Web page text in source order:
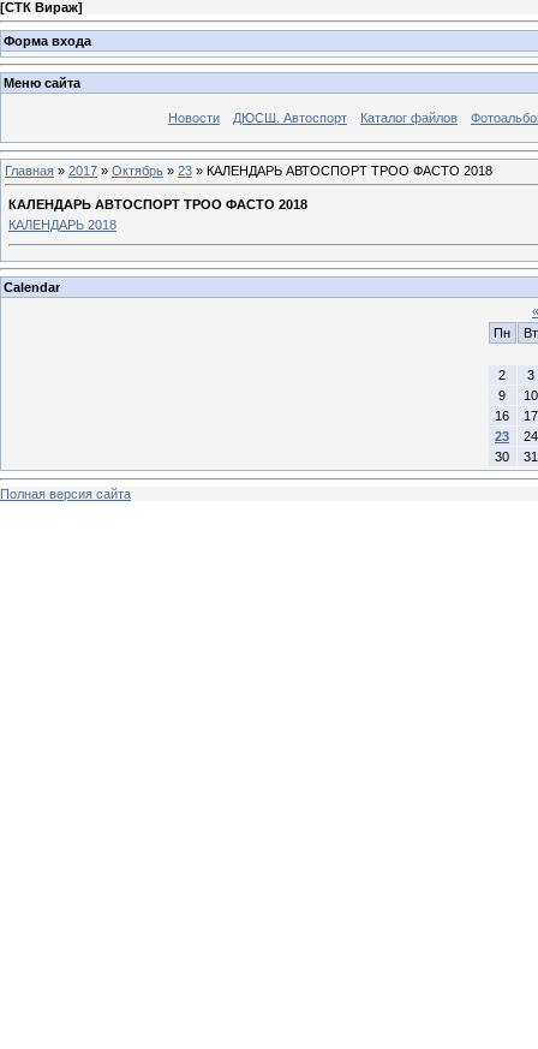
[СТК Вираж]
Форма входа
Меню сайта
Новости ДЮСШ. Автоспорт Каталог файлов
Главная » 2017 » Октябрь » 23 » КАЛЕНДАРЬ АВТОСПОРТ ТРОО ФАСТО 2018
КАЛЕНДАРЬ АВТОСПОРТ ТРОО ФАСТО 2018
КАЛЕНДАРЬ 2018
Calendar
«
Пн
Вт
2
3
9
10
16
17
23
24
30
31
Полная версия сайта